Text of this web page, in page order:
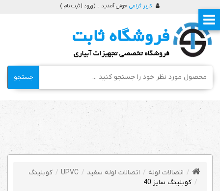
کاربر گرامی خوش آمدید ... (ورود | ثبت نام )
جستجو
اتصالات لوله اتصالات لوله سفید UPVC
کوبلینگ
کوبلینگ سایز 40